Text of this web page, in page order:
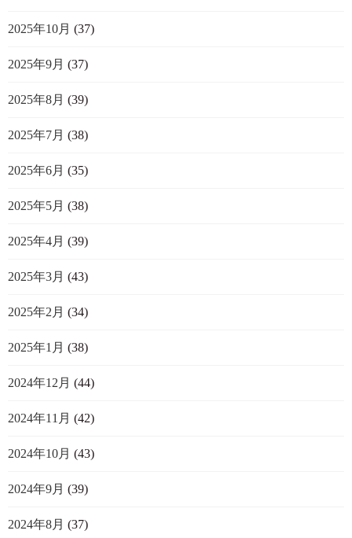
2025年10月 (37)
2025年9月 (37)
2025年8月 (39)
2025年7月 (38)
2025年6月 (35)
2025年5月 (38)
2025年4月 (39)
2025年3月 (43)
2025年2月 (34)
2025年1月 (38)
2024年12月 (44)
2024年11月 (42)
2024年10月 (43)
2024年9月 (39)
2024年8月 (37)